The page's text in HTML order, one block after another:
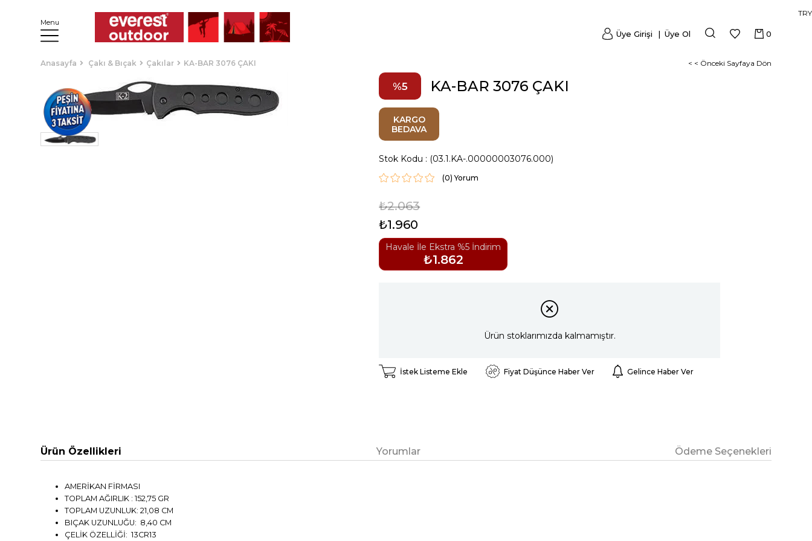
Menu
TRY
0
Üye Girişi Üye Ol
Anasayfa Çakı & Bıçak Çakılar KA-BAR 3076 ÇAKI < < Önceki Sayfaya Dön
5 KA-BAR 3076 ÇAKI
KARGO
BEDAVA
Stok Kodu (03.1.KA-.00000003076.000)
(0)
₺2.063
₺1.960
Havale İle Ekstra %5 İndirim
₺1.862
Ürün stoklarımızda kalmamıştır.
İstek Listeme Ekle Fiyat Düşünce Haber Ver Gelince Haber Ver
Ürün Özellikleri Yorumlar Ödeme Seçenekleri
AMERİKAN FİRMASI
TOPLAM AĞIRLIK : 152,75 GR
TOPLAM UZUNLUK: 21,08 CM
BIÇAK UZUNLUĞU: 8,40 CM
ÇELİK ÖZELLİĞİ: 13CR13